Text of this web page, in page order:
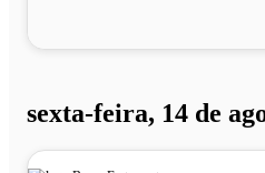
sexta-feira, 14 de